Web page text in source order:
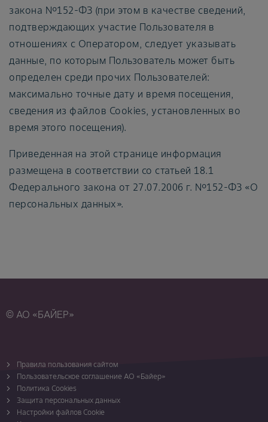
закона №152-ФЗ (при этом в качестве сведений,
подтверждающих участие Пользователя в
отношениях с Оператором, следует указывать
данные, по которым Пользователь может быть
определен среди прочих Пользователей:
максимально точные дату и время посещения,
сведения из файлов Cookies, установленных во
время этого посещения).
Приведенная на этой странице информация
размещена в соответствии со статьей 18.1
Федерального закона от 27.07.2006 г. №152-ФЗ «О
персональных данных».
© АО «БАЙЕР»
Правила пользования сайтом
Пользовательское соглашение АО «Байер»
Политика Cookies
Защита персональных данных
Настройки файлов Cookie